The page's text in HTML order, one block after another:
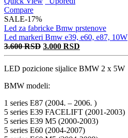
Compare
SALE-17%
Led za fabricke Bmw prstenove
Led markeri Bmw e39, e60, e87, 10W
3.600RSD Originalna
cena
bila:
3.600 RSD.
3.000 RSD
cena
je:
3.000 RSD.
LED pozicione sijalice BMW 2 x 5W
BMW modeli:
1 series E87 (2004. – 2006. )
5 series E39 FACELIFT (2001-2003)
5 series E39 M5 (2000-2003)
5 series E60 (2004-2007)